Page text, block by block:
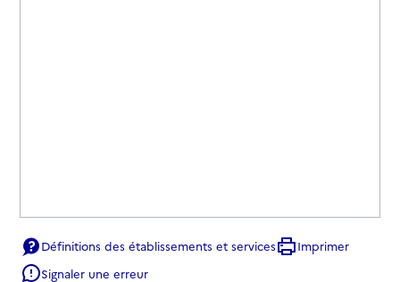
Définitions des établissements et services
Imprimer
Signaler une erreur